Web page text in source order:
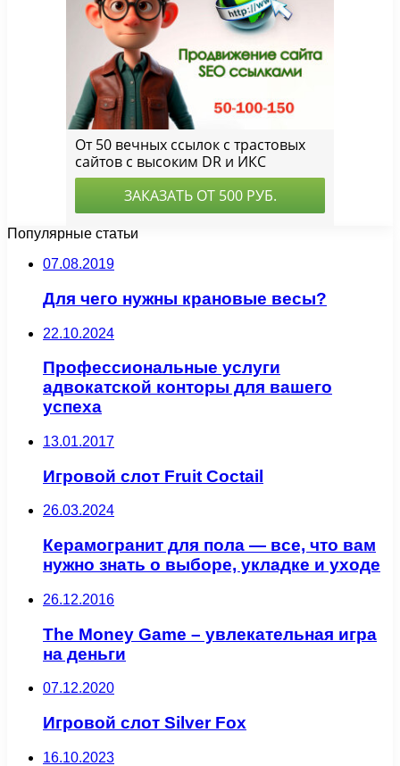
Популярные статьи
07.08.2019
Для чего нужны крановые весы?
22.10.2024
Профессиональные услуги
адвокатской конторы для вашего
успеха
13.01.2017
Игровой слот Fruit Coctail
26.03.2024
Керамогранит для пола — все, что вам
нужно знать о выборе, укладке и уходе
26.12.2016
The Money Game – увлекательная игра
на деньги
07.12.2020
Игровой слот Silver Fox
16.10.2023